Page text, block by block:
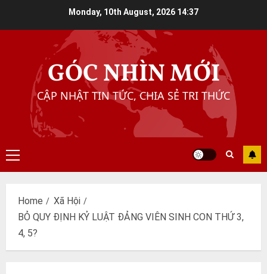
Monday, 10th August, 2026 14:37
GÓC NHÌN MỚI
CẬP NHẬT TIN TỨC, CHIA SẺ TRI THỨC
Primary
Menu
Home
Xã Hội
BỎ QUY ĐỊNH KỶ LUẬT ĐẢNG VIÊN SINH CON THỨ 3,
4, 5?